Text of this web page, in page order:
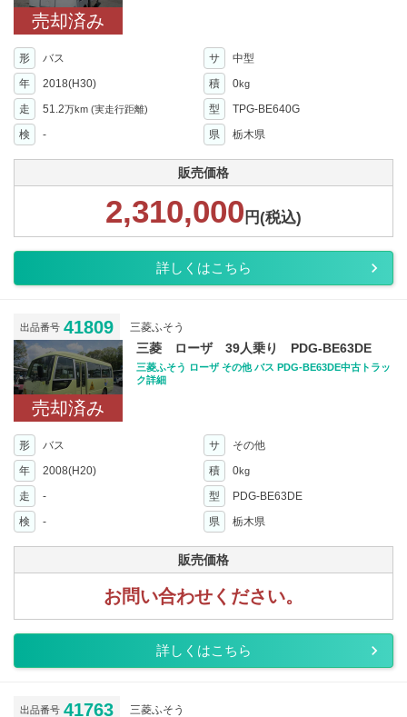
売却済み
形 バス サ
中型
年
2018(H30) 積 0kg
走 51.2万km (実走行距離) 型
TPG-BE640G
検
- 県 栃木県
販売価格
2,310,000 円(税込)
詳しくはこちら
出品番号 41809 三菱ふそう
売却済み
三菱 ローザ 39人乗り PDG-BE63DE
三菱ふそう ローザ その他 バス PDG-BE63DE中古トラッ
ク詳細
形 バス サ
その他
年
2008(H20) 積 0kg
走 - 型
PDG-BE63DE
検
- 県 栃木県
販売価格
お問い合わせください。
詳しくはこちら
出品番号 41763 三菱ふそう